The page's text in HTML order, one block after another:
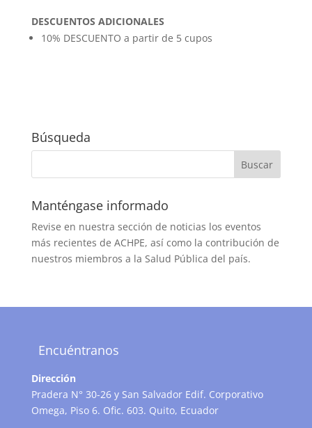
DESCUENTOS ADICIONALES
10% DESCUENTO a partir de 5 cupos
Búsqueda
Manténgase informado
Revise en nuestra sección de noticias los eventos
más recientes de ACHPE, así como la contribución de
nuestros miembros a la Salud Pública del país.
Encuéntranos
Dirección
Pradera N° 30-26 y San Salvador Edif. Corporativo
Omega, Piso 6. Ofic. 603. Quito, Ecuador